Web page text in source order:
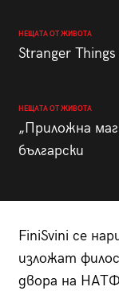
НЕЩАТА ОТ ЖИВОТА
Stranger
НЕЩАТА ОТ ЖИВОТА
„Приложна
български
FiniSvini се
изложат
двора на